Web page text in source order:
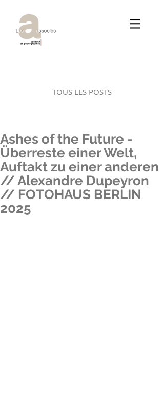
TOUS LES POSTS
Ashes of the Future -
Überreste einer Welt,
Auftakt zu einer anderen
// Alexandre Dupeyron
// FOTOHAUS BERLIN
2025